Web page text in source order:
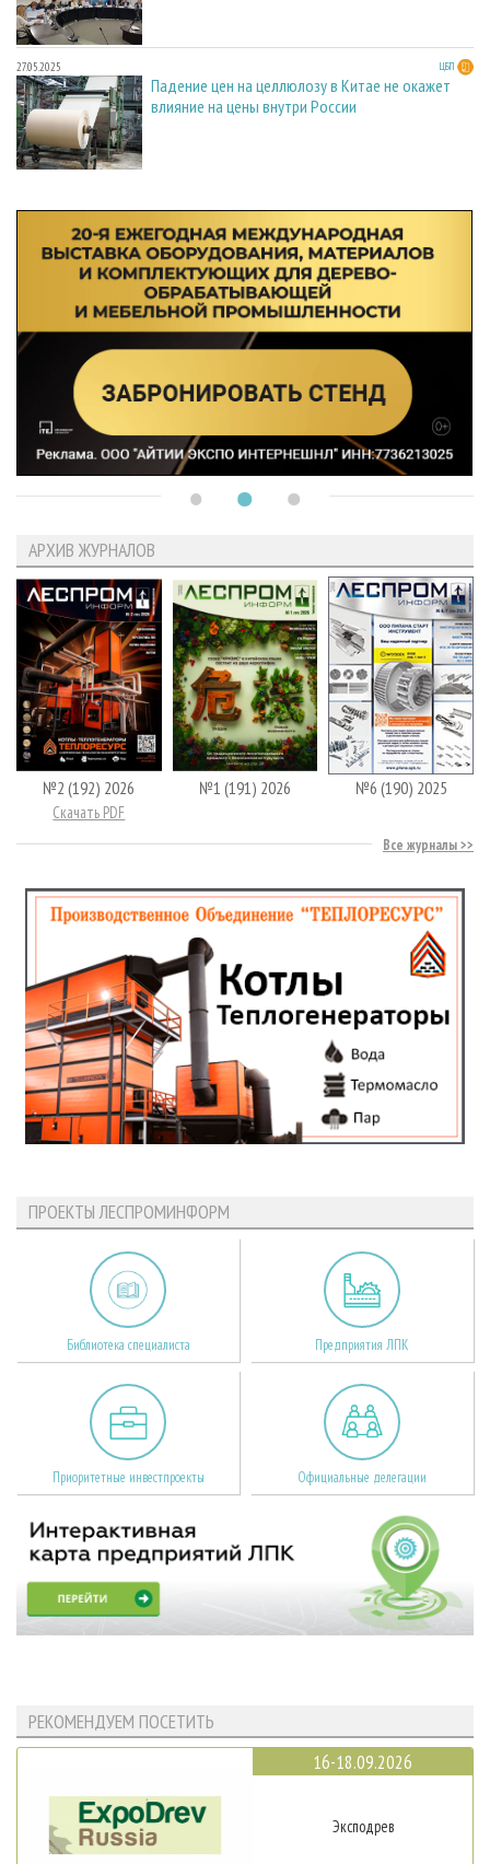
27.05.2025 ЦБП
Падение цен на целлюлозу в Китае не окажет
влияние на цены внутри России
АРХИВ ЖУРНАЛОВ
№2 (192) 2026
Скачать PDF
№1 (191) 2026 №6 (190) 2025
Все журналы
ПРОЕКТЫ ЛЕСПРОМИНФОРМ
Библиотека специалиста Предприятия ЛПК
Приоритетные инвестпроекты Официальные делегации
РЕКОМЕНДУЕМ ПОСЕТИТЬ
16-18.09.2026
Эксподрев